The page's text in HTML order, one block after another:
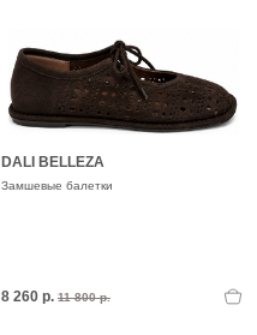
DALI BELLEZA
Замшевые балетки
8 260 р. 11 800 р.